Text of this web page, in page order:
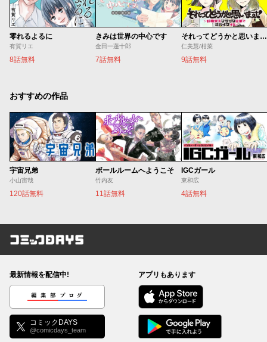
零れるよるに
有賀リエ
8話無料
きみは世界の中心です
金田一蓮十郎
7話無料
それってどうかと思います！～転職女子、ブラック企業でサバイブする。～
仁美慧/柑菜
9話無料
おすすめの作品
宇宙兄弟
小山宙哉
120話無料
ボールルームへようこそ
竹内友
11話無料
IGCガール
東和広
4話無料
コミックDAYS
最新情報を配信中!
編集部ブログ
コミックDAYS
@comicdays_team
アプリもあります